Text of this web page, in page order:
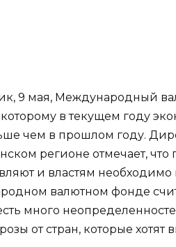
9 мая, Международный
в текущем году
чем в прошлом году.
регионе отмечает,
и властям
валютном фонде
много
от стран, которые